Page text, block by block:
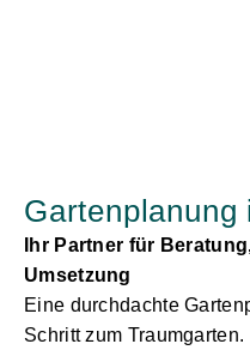
Gartenplanung
Ihr Partner für
Umsetzung
Eine durchdachte
Schritt zum Traumgarten.